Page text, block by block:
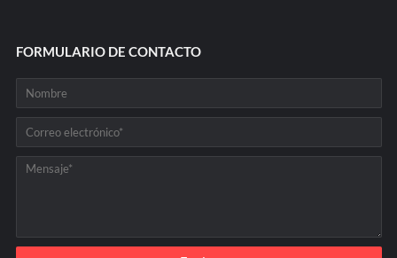
FORMULARIO DE CONTACTO